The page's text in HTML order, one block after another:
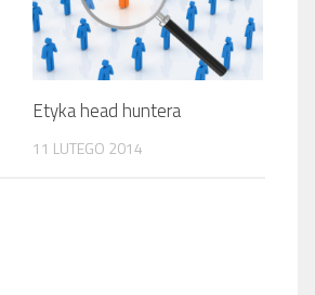
Etyka head huntera
11 LUTEGO 2014